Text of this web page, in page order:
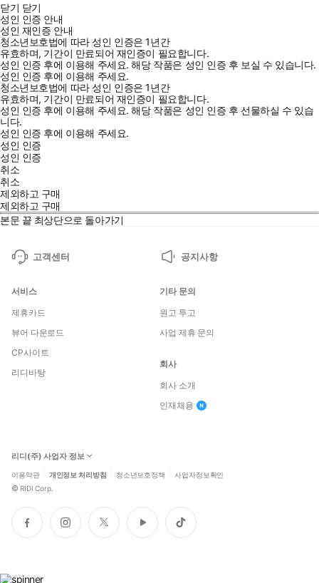
닫기 닫기
성인 인증 안내
성인 재인증 안내
청소년보호법에 따라 성인 인증은 1년간
유효하며, 기간이 만료되어 재인증이 필요합니다.
성인 인증 후에 이용해 주세요.해당 작품은 성인 인증 후 보실 수 있습니다.
성인 인증 후에 이용해 주세요.
청소년보호법에 따라 성인 인증은 1년간
유효하며, 기간이 만료되어 재인증이 필요합니다.
성인 인증 후에 이용해 주세요.해당 작품은 성인 인증 후 선물하실 수 있습
니다.
성인 인증 후에 이용해 주세요.
성인 인증
성인 인증
취소
취소
제외하고 구매
제외하고 구매
본문 끝 최상단으로 돌아가기
고객센터 공지사항
서비스
제휴카드
뷰어 다운로드
CP사이트
리디바탕
기타 문의
원고 투고
사업 제휴 문의
회사
회사 소개
인재채용
리디(주) 사업자 정보
이용약관 개인정보 처리방침 청소년보호정책 사업자정보확인
© RIDI Corp.
페
이
인
스
트
위
유
튜
틱
톡